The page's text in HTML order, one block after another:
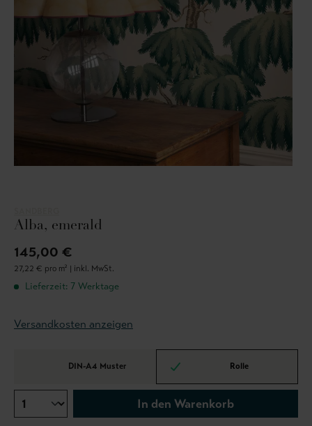
Alba, emerald
145,00 €
27,22 € pro m² | inkl. MwSt.
Lieferzeit: 7 Werktage
Versandkosten anzeigen
DIN-A4 Muster Rolle
In den Warenkorb